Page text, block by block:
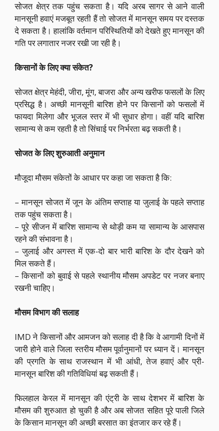
सोजत क्षेत्र तक पहुंच सकता है। यदि अरब सागर से आने वाली
मानसूनी हवाएं मजबूत रहती हैं तो सोजत में मानसून समय पर दस्तक
दे सकता है। हालांकि वर्तमान परिस्थितियों को देखते हुए मानसून की
गति पर लगातार नजर रखी जा रही है।
किसानों के लिए क्या संकेत?
सोजत क्षेत्र मेहंदी, जीरा, मूंग, बाजरा और अन्य खरीफ फसलों के लिए
प्रसिद्ध है। अच्छी मानसूनी बारिश होने पर किसानों को फसलों में
फायदा मिलेगा और भूजल स्तर में भी सुधार होगा। वहीं यदि बारिश
सामान्य से कम रहती है तो सिंचाई पर निर्भरता बढ़ सकती है।
सोजत के लिए शुरुआती अनुमान
मौजूदा मौसम संकेतों के आधार पर कहा जा सकता है कि:
– मानसून सोजत में जून के अंतिम सप्ताह या जुलाई के पहले सप्ताह
तक पहुंच सकता है।
– पूरे सीजन में बारिश सामान्य से थोड़ी कम या सामान्य के आसपास
रहने की संभावना है।
– जुलाई और अगस्त में एक-दो बार भारी बारिश के दौर देखने को
मिल सकते हैं।
– किसानों को बुवाई से पहले स्थानीय मौसम अपडेट पर नजर बनाए
रखनी चाहिए।
मौसम विभाग की सलाह
IMD ने किसानों और आमजन को सलाह दी है कि वे आगामी दिनों में
जारी होने वाले जिला स्तरीय मौसम पूर्वानुमानों पर ध्यान दें। मानसून
की प्रगति के साथ राजस्थान में भी आंधी, तेज हवाएं और प्री-
मानसून बारिश की गतिविधियां बढ़ सकती हैं।
फिलहाल केरल में मानसून की एंट्री के साथ देशभर में बारिश के
मौसम की शुरुआत हो चुकी है और अब सोजत सहित पूरे पाली जिले
के किसान मानसून की अच्छी बरसात का इंतजार कर रहे हैं।